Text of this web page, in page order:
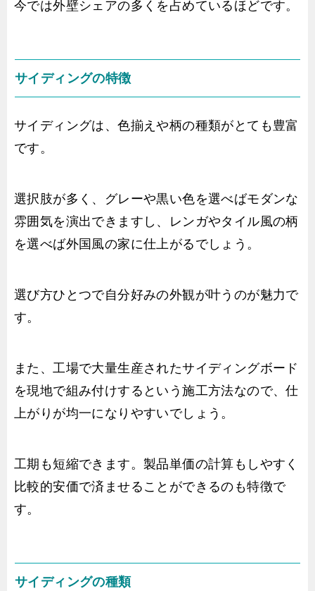
今では外壁シェアの多くを占めているほどです。
サイディングの特徴
サイディングは、色揃えや柄の種類がとても豊富
です。
選択肢が多く、グレーや黒い色を選べばモダンな
雰囲気を演出できますし、レンガやタイル風の柄
を選べば外国風の家に仕上がるでしょう。
選び方ひとつで自分好みの外観が叶うのが魅力で
す。
また、工場で大量生産されたサイディングボード
を現地で組み付けするという施工方法なので、仕
上がりが均一になりやすいでしょう。
工期も短縮できます。製品単価の計算もしやすく
比較的安価で済ませることができるのも特徴で
す。
サイディングの種類